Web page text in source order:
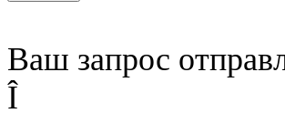
Ваш запрос
Î